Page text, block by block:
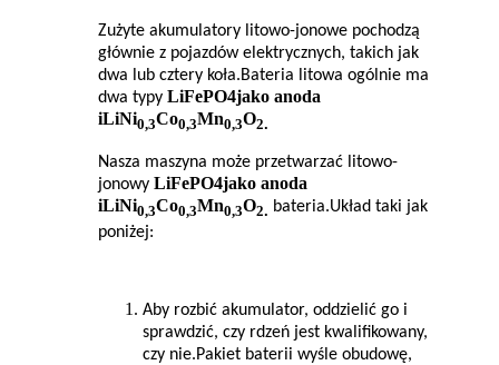
Zużyte akumulatory litowo-jonowe pochodzą
głównie z pojazdów elektrycznych, takich jak
dwa lub cztery koła.Bateria litowa ogólnie ma
dwa typy LiFePO4jako anoda
iLiNi0,3Co0,3Mn0,3O2.
Nasza maszyna może przetwarzać litowo-
jonowy LiFePO4jako anoda
iLiNi0,3Co0,3Mn0,3O2. bateria.Układ taki jak
poniżej:
Aby rozbić akumulator, oddzielić go i
sprawdzić, czy rdzeń jest kwalifikowany,
czy nie.Pakiet baterii wyśle ​​​​obudowę,